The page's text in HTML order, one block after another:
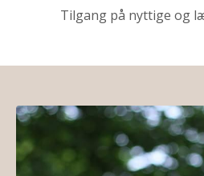
Tilgang på nyttige og